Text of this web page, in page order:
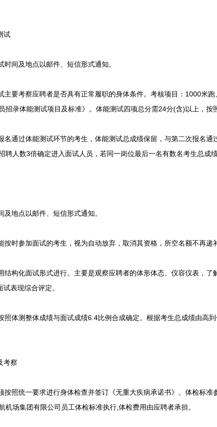
试
间及地点以邮件、短信形式通知。
要考察应聘者是否具有正常履职的身体条件。考核项目：1000米跑
招录体能测试项目及标准》。体能测试四项总分需24分(含)以上，按
通过体能测试环节的考生，体能测试总成绩保留，与第二次报名通
聘人数3倍确定进入面试人员，若同一岗位最后一名有数名考生总成
地点以邮件、短信形式通知。
时参加面试的考生，视为自动放弃，取消其资格，所空名额不再递
构化面试形式进行。主要是观察应聘者的体形体态、仪容仪表，了
表现综合评定。
体测整体成绩与面试成绩6:4比例合成确定。根据考生总成绩由高
察
照统一要求进行身体检查并签订《无重大疾病承诺书》。体检标准
机场集团有限公司员工体检标准执行,体检费用由应聘者承担。